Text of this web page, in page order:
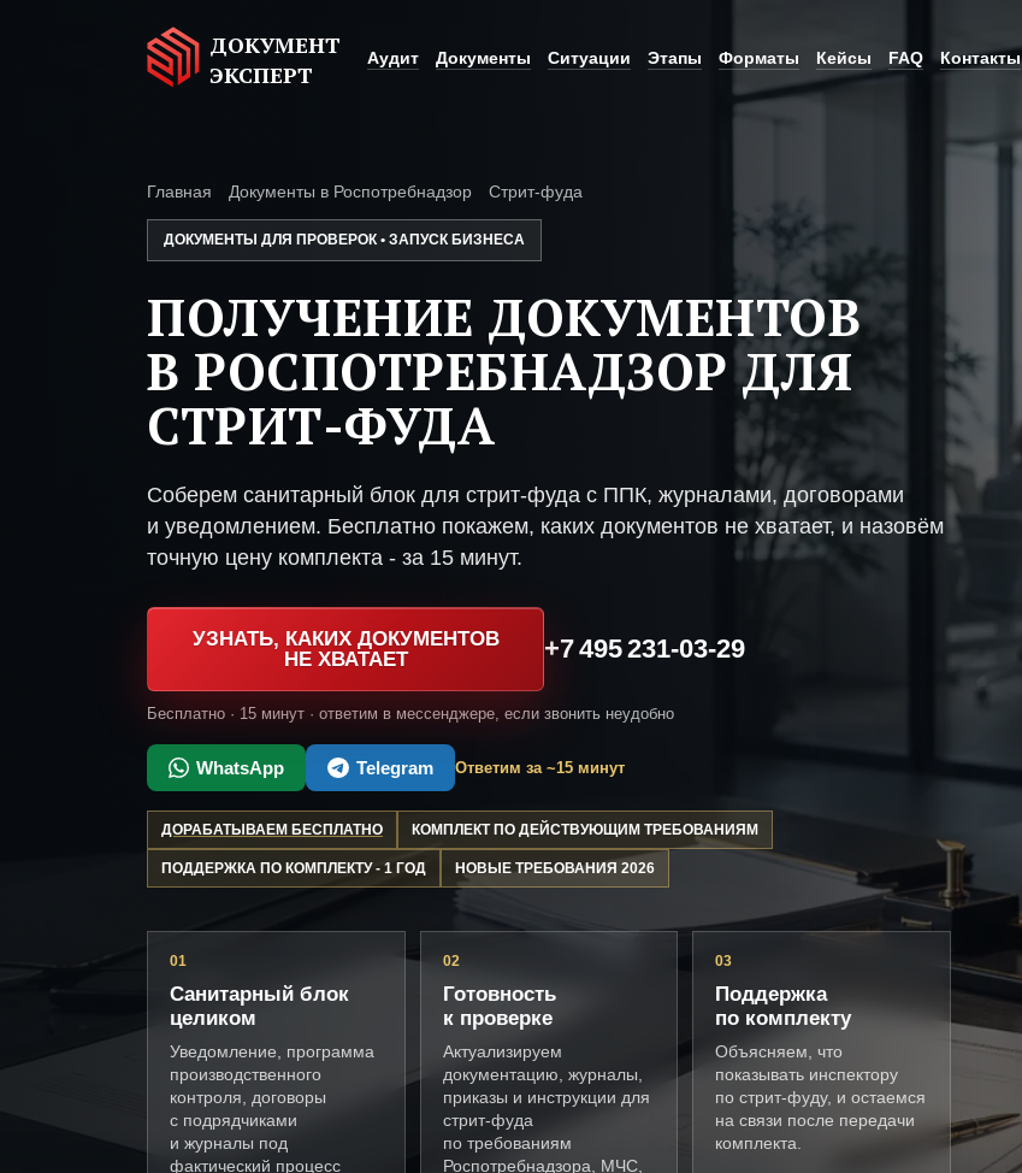
ДОКУМЕНТ
ЭКСПЕРТ
Аудит Документы Ситуации Этапы Форматы Кейсы FAQ Контакты
Главная Документы в Роспотребнадзор Стрит-фуда
ДОКУМЕНТЫ ДЛЯ ПРОВЕРОК • ЗАПУСК БИЗНЕСА
ПОЛУЧЕНИЕ ДОКУМЕНТОВ
В РОСПОТРЕБНАДЗОР ДЛЯ
СТРИТ-ФУДА
Соберем санитарный блок для стрит-фуда с ППК, журналами, договорами
и уведомлением. Бесплатно покажем, каких документов не хватает, и назовём
точную цену комплекта - за 15 минут.
УЗНАТЬ, КАКИХ ДОКУМЕНТОВ
НЕ ХВАТАЕТ
+7 495 231-03-29
Бесплатно · 15 минут · ответим в мессенджере, если звонить неудобно
WhatsApp Telegram Ответим за ~15 минут
ДОРАБАТЫВАЕМ БЕСПЛАТНО КОМПЛЕКТ ПО ДЕЙСТВУЮЩИМ ТРЕБОВАНИЯМ
ПОДДЕРЖКА ПО КОМПЛЕКТУ - 1 ГОД НОВЫЕ ТРЕБОВАНИЯ 2026
01
Санитарный блок
целиком
Уведомление, программа
производственного
контроля, договоры
с подрядчиками
и журналы под
фактический процесс
02
Готовность
к проверке
Актуализируем
документацию, журналы,
приказы и инструкции для
стрит-фуда
по требованиям
Роспотребнадзора, МЧС,
03
Поддержка
по комплекту
Объясняем, что
показывать инспектору
по стрит-фуду, и остаемся
на связи после передачи
комплекта.